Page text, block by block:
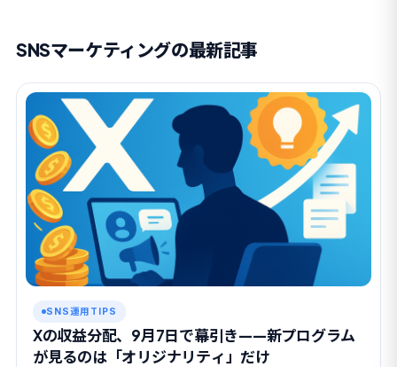
SNSマーケティングの最新記事
SNS運用TIPS
Xの収益分配、9月7日で幕引き——新プログラム
が見るのは「オリジナリティ」だけ